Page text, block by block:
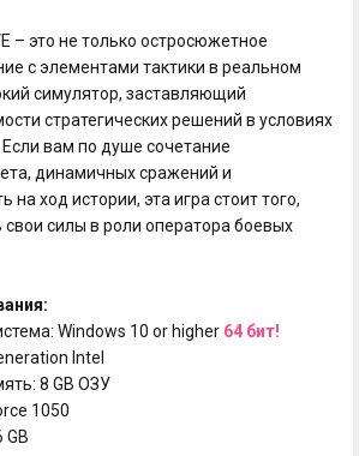
– это не только остросюжетное
с элементами тактики в реальном
симулятор, заставляющий
стратегических решений в условиях
вам по душе сочетание
динамичных сражений и
на ход истории, эта игра стоит того,
силы в роли оператора боевых
Windows 10 or higher 64 бит!
Intel
8 GB ОЗУ
1050
GB